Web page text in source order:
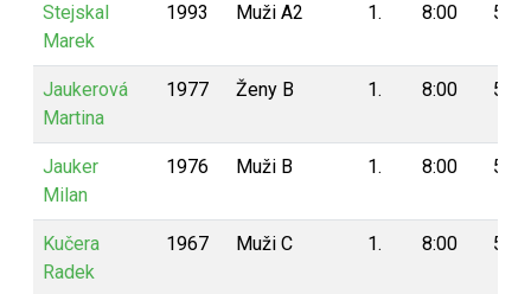
Stejskal
Marek
1993 Muži A2 1. 8:00 5
Jaukerová
Martina
1977 Ženy B 1. 8:00 5
Jauker
Milan
1976 Muži B 1. 8:00 5
Kučera
Radek
1967 Muži C 1. 8:00 5